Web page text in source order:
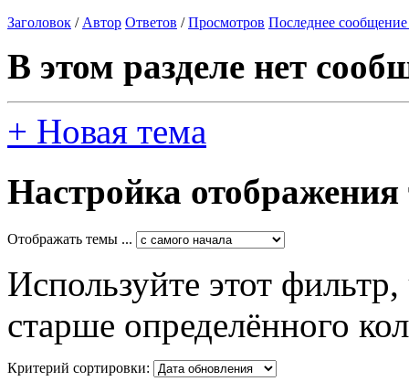
Заголовок / Автор Ответов /Просмотров Последнее сообщение
В этом разделе нет
+ Новая тема
Настройка отображения
Отображать темы ...
Используйте этот
старше определённого
Критерий сортировки: